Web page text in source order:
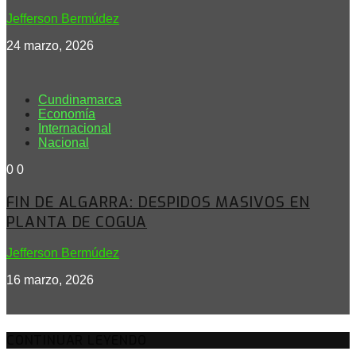
Jefferson Bermúdez
24 marzo, 2026
Cundinamarca
Economía
Internacional
Nacional
0 0
FIN DE ALGARRA: DESPIDOS MASIVOS EN
PLANTA DE COGUA
Jefferson Bermúdez
16 marzo, 2026